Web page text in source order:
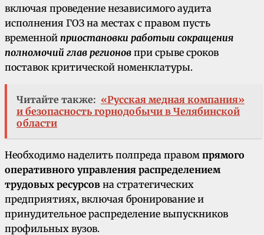
включая проведение независимого аудита
исполнения ГОЗ на местах с правом пусть
временной приостановки работыи сокращения
полномочий глав регионов при срыве сроков
поставок критической номенклатуры.
Читайте также: «Русская медная компания»
и безопасность горнодобычи в Челябинской
области
Необходимо наделить полпреда правом прямого
оперативного управления распределением
трудовых ресурсов на стратегических
предприятиях, включая бронирование и
принудительное распределение выпускников
профильных вузов.